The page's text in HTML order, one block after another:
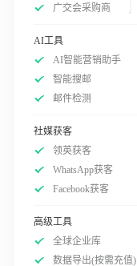
广交会采购商
AI工具
AI智能营销助手
智能搜邮
邮件检测
社媒获客
领英获客
WhatsApp获客
Facebook获客
高级工具
全球企业库
数据导出(按需充值)